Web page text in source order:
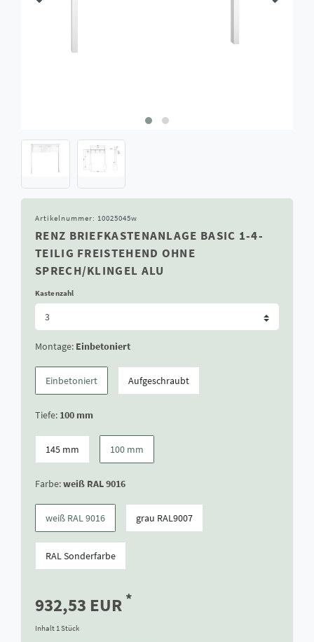
Artikelnummer: 10025045w
RENZ BRIEFKASTENANLAGE BASIC 1-4-
TEILIG FREISTEHEND OHNE
SPRECH/KLINGEL ALU
Kastenzahl
Montage: Einbetoniert
Einbetoniert Aufgeschraubt
Tiefe: 100 mm
145 mm 100 mm
Farbe:weiß RAL 9016
weiß RAL 9016 grau RAL9007
RAL Sonderfarbe
932,53 EUR *
Inhalt 1Stück